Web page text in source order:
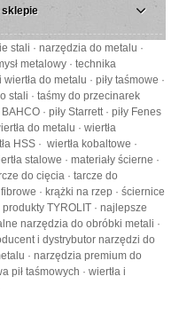
sklepie
stali · narzędzia do metalu ·
metalowy · technika
do metalu · piły taśmowe ·
stali · taśmy do przecinarek
· piły Starrett · piły Fenes
do metalu · wiertła
HSS · wiertła kobaltowe ·
stalowe · materiały ścierne ·
do cięcia · tarcze do
· krążki na rzep · ściernice
TYROLIT · najlepsze
narzędzia do obróbki metali ·
i dystrybutor narzędzi do
· narzędzia premium do
pił taśmowych · wiertła i